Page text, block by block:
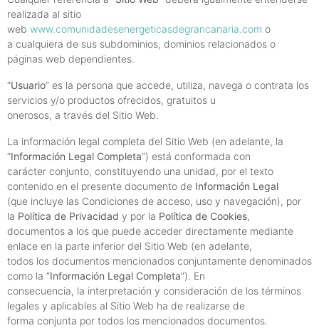
realizada al sitio
web www.comunidadesenergeticasdegrancanaria.com o
a cualquiera de sus subdominios, dominios relacionados o
páginas web dependientes.
“Usuario” es la persona que accede, utiliza, navega o contrata los
servicios y/o productos ofrecidos, gratuitos u
onerosos, a través del Sitio Web.
La información legal completa del Sitio Web (en adelante, la
“Información Legal Completa”) está conformada con
carácter conjunto, constituyendo una unidad, por el texto
contenido en el presente documento de Información Legal
(que incluye las Condiciones de acceso, uso y navegación), por
la Política de Privacidad y por la Política de Cookies,
documentos a los que puede acceder directamente mediante
enlace en la parte inferior del Sitio Web (en adelante,
todos los documentos mencionados conjuntamente denominados
como la “Información Legal Completa”). En
consecuencia, la interpretación y consideración de los términos
legales y aplicables al Sitio Web ha de realizarse de
forma conjunta por todos los mencionados documentos.